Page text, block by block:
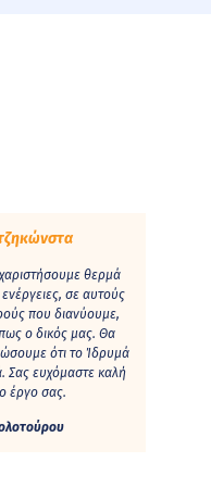
θερμά
σε αυτούς
που διανύουμε,
ο δικός μας. Θα
ότι το Ίδρυμά
Σας ευχόμαστε καλή
έργο σας.